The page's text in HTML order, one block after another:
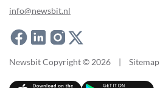
info@newsbit.nl
Newsbit Copyright © 2026 | Sitemap